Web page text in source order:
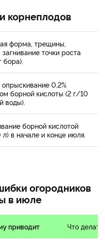
корнеплодов
форма, трещины,
загнивание точки роста
бора).
0,2%
борной кислоты (2 г/10
воды).
борной кислотой
в начале и конце июля.
огородников
в июле
приводит Что делать